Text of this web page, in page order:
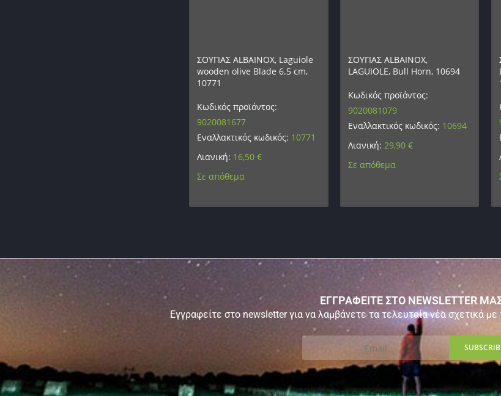
ΣΟΥΓΙΑΣ ALBAINOX, Laguiole
wooden olive Blade 6.5 cm,
10771
Κωδικός προϊόντος:
9020081677
Εναλλακτικός κωδικός: 10771
Λιανική: 16,50€
Σε απόθεμα
ΣΟΥΓΙΑΣ ALBAINOX,
LAGUIOLE, Bull Horn, 10694
Κωδικός προϊόντος:
9020081079
Εναλλακτικός κωδικός: 10694
Λιανική: 29,90 €
Σε απόθεμα
ΕΓΓΡΑΦΕΙΤΕ ΣΤΟ NEWSLETTER
Εγγραφείτε στο newsletter για να λαμβάνετε τα τελευταία νέα σχετικά